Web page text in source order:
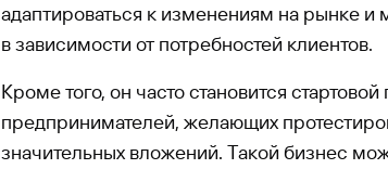
адаптироваться к изменениям на рынке и
в зависимости от потребностей клиентов.
Кроме того, он часто становится
предпринимателей, желающих
значительных вложений. Такой бизнес